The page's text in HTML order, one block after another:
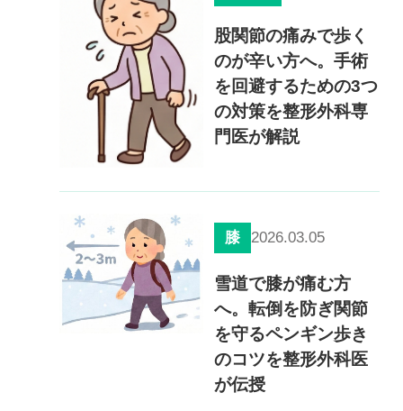
股関節の痛みで歩く
のが辛い方へ。手術
を回避するための3つ
の対策を整形外科専
門医が解説
膝 2026.03.05
雪道で膝が痛む方
へ。転倒を防ぎ関節
を守るペンギン歩き
のコツを整形外科医
が伝授